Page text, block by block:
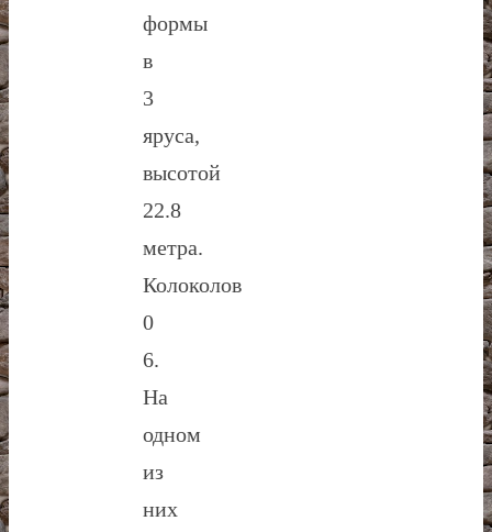
формы
в
3
яруса,
высотой
22.8
метра.
Колоколов
0
6.
На
одном
из
них